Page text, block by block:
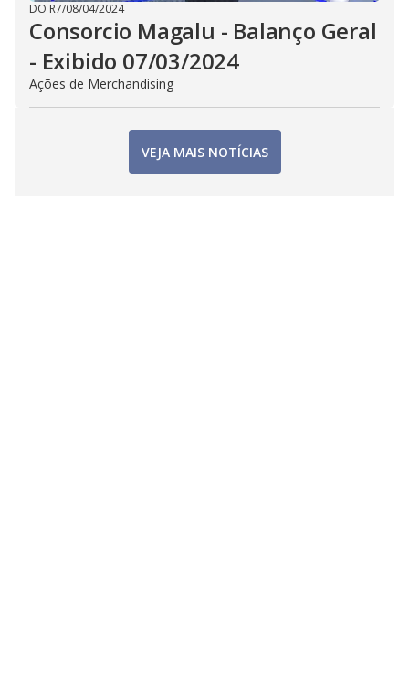
DO R7/08/04/2024
Consorcio Magalu - Balanço Geral
- Exibido 07/03/2024
Ações de Merchandising
VEJA MAIS NOTÍCIAS